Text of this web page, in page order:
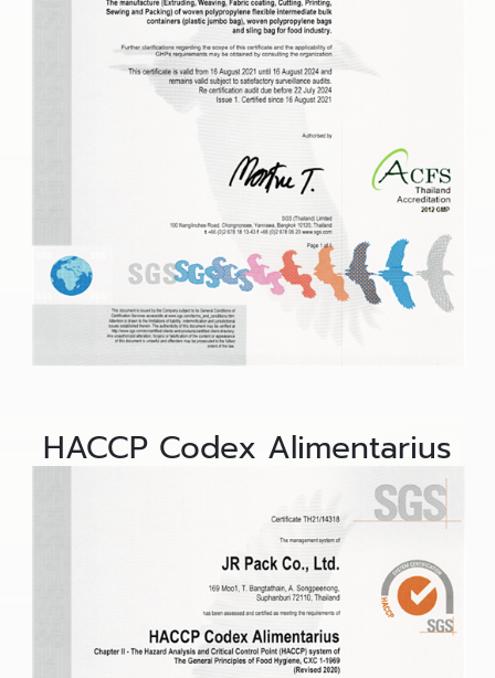
HACCP Codex Alimentarius